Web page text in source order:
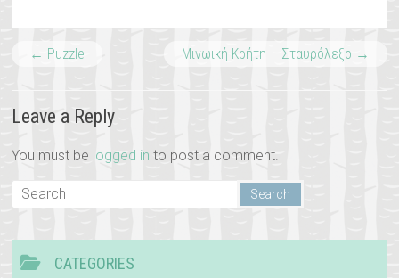
← Puzzle Μινωική Κρήτη – Σταυρόλεξο →
Leave a Reply
You must be logged in to post a comment.
CATEGORIES